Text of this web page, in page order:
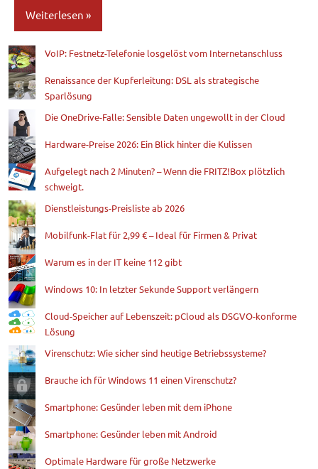
Weiterlesen
Blog VoIP: Festnetz-Telefonie losgelöst vom Internetanschluss
Renaissance der Kupferleitung: DSL als strategische
Sparlösung
Die OneDrive-Falle: Sensible Daten ungewollt in der Cloud
Hardware-Preise 2026: Ein Blick hinter die Kulissen
Aufgelegt nach 2 Minuten? – Wenn die FRITZ!Box plötzlich
schweigt.
Dienstleistungs-Preisliste ab 2026
Mobilfunk-Flat für 2,99 € – Ideal für Firmen & Privat
Warum es in der IT keine 112 gibt
Windows 10: In letzter Sekunde Support verlängern
Cloud-Speicher auf Lebenszeit: pCloud als DSGVO-konforme
Lösung
Virenschutz: Wie sicher sind heutige Betriebssysteme?
Brauche ich für Windows 11 einen Virenschutz?
Smartphone: Gesünder leben mit dem iPhone
Smartphone: Gesünder leben mit Android
Optimale Hardware für große Netzwerke